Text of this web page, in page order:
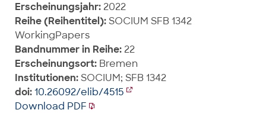
Erscheinungsjahr: 2022
Reihe (Reihentitel):SOCIUM SFB 1342
WorkingPapers
Bandnummer in Reihe: 22
Erscheinungsort: Bremen
Institutionen:SOCIUM; SFB 1342
doi:10.26092/elib/4515
Download PDF